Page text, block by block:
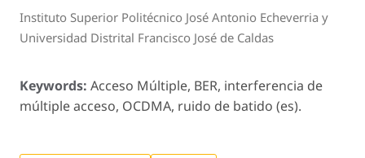
Instituto Superior Politécnico José Antonio Echeverria y
Universidad Distrital Francisco José de Caldas
Keywords: Acceso Múltiple, BER, interferencia de
múltiple acceso, OCDMA, ruido de batido (es).